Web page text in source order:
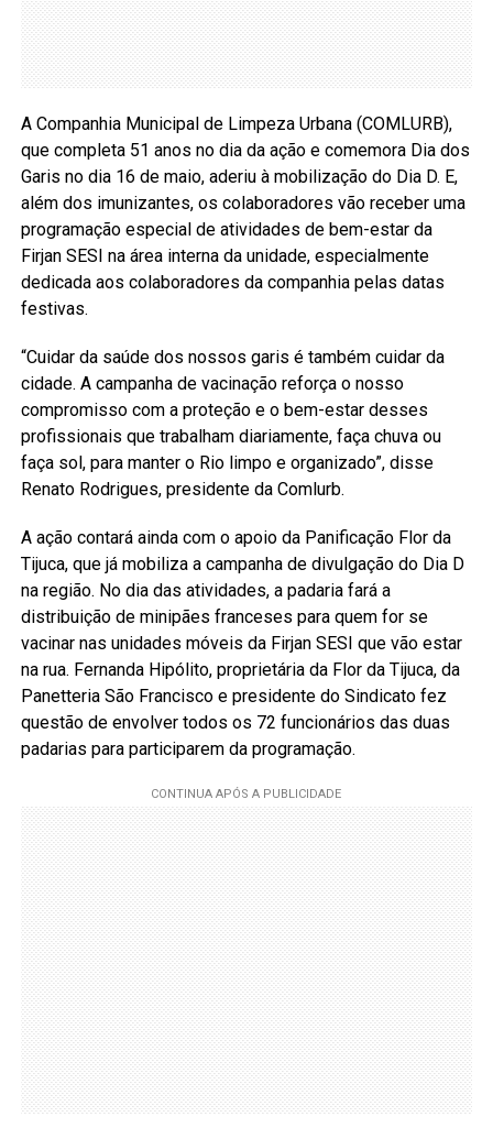
A Companhia Municipal de Limpeza Urbana (COMLURB),
que completa 51 anos no dia da ação e comemora Dia dos
Garis no dia 16 de maio, aderiu à mobilização do Dia D. E,
além dos imunizantes, os colaboradores vão receber uma
programação especial de atividades de bem-estar da
Firjan SESI na área interna da unidade, especialmente
dedicada aos colaboradores da companhia pelas datas
festivas.
“Cuidar da saúde dos nossos garis é também cuidar da
cidade. A campanha de vacinação reforça o nosso
compromisso com a proteção e o bem-estar desses
profissionais que trabalham diariamente, faça chuva ou
faça sol, para manter o Rio limpo e organizado”, disse
Renato Rodrigues, presidente da Comlurb.
A ação contará ainda com o apoio da Panificação Flor da
Tijuca, que já mobiliza a campanha de divulgação do Dia D
na região. No dia das atividades, a padaria fará a
distribuição de minipães franceses para quem for se
vacinar nas unidades móveis da Firjan SESI que vão estar
na rua. Fernanda Hipólito, proprietária da Flor da Tijuca, da
Panetteria São Francisco e presidente do Sindicato fez
questão de envolver todos os 72 funcionários das duas
padarias para participarem da programação.